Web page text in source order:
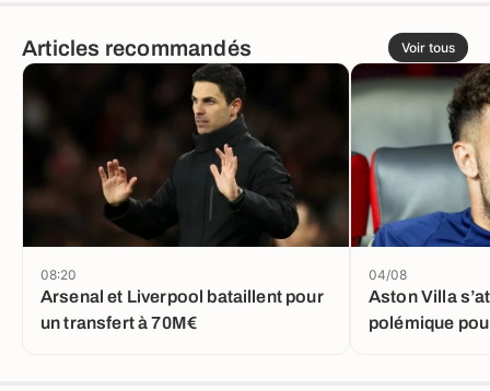
Articles recommandés Voir tous
Arsenal et Liverpool bataillent pour
un transfert à 70M€
08:20
Aston Villa
polémique
04/08